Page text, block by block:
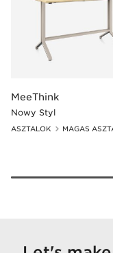
MeeThink
Nowy Styl
ASZTALOK MAGAS